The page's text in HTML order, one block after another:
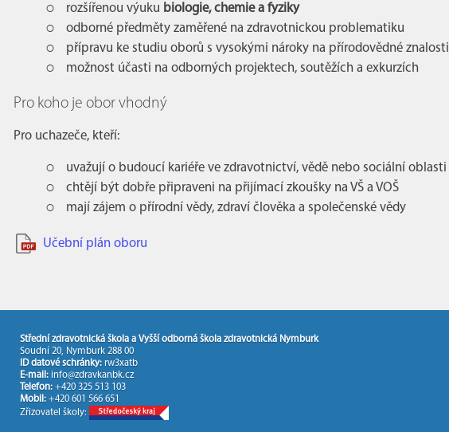
rozšířenou výuku biologie, chemie a fyziky
odborné předměty zaměřené na zdravotnickou problematiku
přípravu ke studiu oborů s vysokými nároky na přírodovědné znalosti
možnost účasti na odborných projektech, soutěžích a exkurzích
Pro koho je obor vhodný
Pro uchazeče, kteří:
uvažují o budoucí kariéře ve zdravotnictví, vědě nebo sociální oblasti
chtějí být dobře připraveni na přijímací zkoušky na VŠ a VOŠ
mají zájem o přírodní vědy, zdraví člověka a společenské vědy
Učební plán oboru
Střední zdravotnická škola a Vyšší odborná škola zdravotnická Nymburk
Soudní 20, Nymburk 288 00
ID datové schránky: rw3xatb
E-mail: info@zdravkanbk.cz
Telefon: +420 325 513 103
Mobil: +420 601 566 651
Zřizovatel školy: